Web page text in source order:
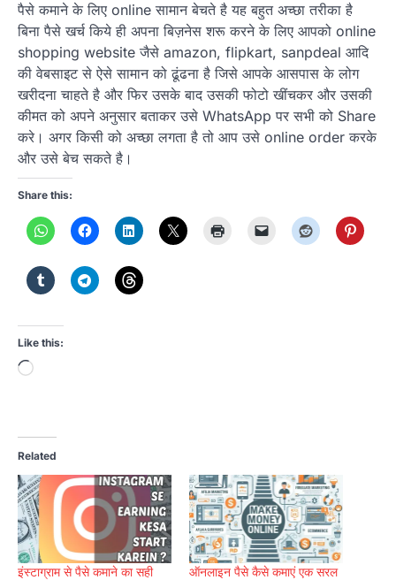
पैसे कमाने के लिए online सामान बेचते है यह बहुत अच्छा तरीका है
बिना पैसे खर्च किये ही अपना बिज़नेस शरू करने के लिए आपको online
shopping website जैसे amazon, flipkart, sanpdeal आदि
की वेबसाइट से ऐसे सामान को ढूंढना है जिसे आपके आसपास के लोग
खरीदना चाहते है और फिर उसके बाद उसकी फोटो खींचकर और उसकी
कीमत को अपने अनुसार बताकर उसे WhatsApp पर सभी को Share
करे। अगर किसी को अच्छा लगता है तो आप उसे online order करके
और उसे बेच सकते है।
Share this:
Like this:
Loading…
Related
इंस्टाग्राम से पैसे कमाने का सही
ऑनलाइन पैसे कैसे कमाएं एक सरल